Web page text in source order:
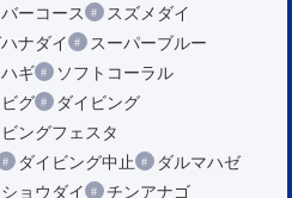
ーコース
スズメダイ
ナダイ
スーパーブルー
ギ
ソフトコーラル
グ
ダイビング
ングフェスタ
ダイビング中止
ダルマハゼ
ョウダイ
チンアナゴ